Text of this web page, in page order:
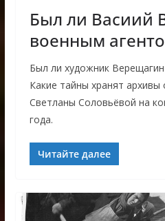
Был ли Bасиий
военным
Был ли художник
Какие тайны хранят
Светланы Соловьёвой на
года.
Читайте далее